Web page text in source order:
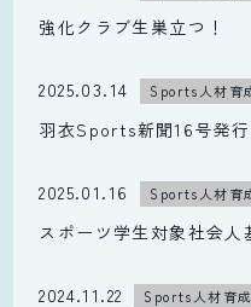
強化クラブ生巣立つ！
2025.03.14 Sports人材育
羽衣Sports新聞16号発行
2025.01.16 Sports人材育
スポーツ学生対象社会
2024.11.22 Sports人材育成